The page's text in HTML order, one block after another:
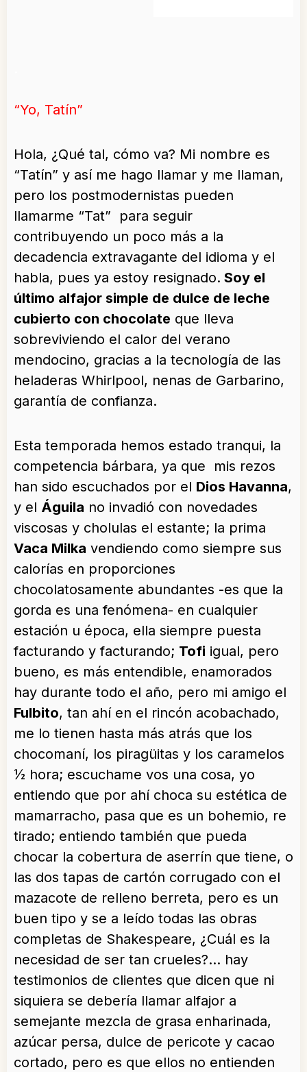
“Yo, Tatín”
Hola, ¿Qué tal, cómo va? Mi nombre es
“Tatín” y así me hago llamar y me llaman,
pero los postmodernistas pueden
llamarme “Tat” para seguir
contribuyendo un poco más a la
decadencia extravagante del idioma y el
habla, pues ya estoy resignado. Soy el
último alfajor simple de dulce de leche
cubierto con chocolate que lleva
sobreviviendo el calor del verano
mendocino, gracias a la tecnología de las
heladeras Whirlpool, nenas de Garbarino,
garantía de confianza.
Esta temporada hemos estado tranqui, la
competencia bárbara, ya que mis rezos
han sido escuchados por el Dios Havanna,
y el Águila no invadió con novedades
viscosas y cholulas el estante; la prima
Vaca Milka vendiendo como siempre sus
calorías en proporciones
chocolatosamente abundantes -es que la
gorda es una fenómena- en cualquier
estación u época, ella siempre puesta
facturando y facturando; Tofi igual, pero
bueno, es más entendible, enamorados
hay durante todo el año, pero mi amigo el
Fulbito, tan ahí en el rincón acobachado,
me lo tienen hasta más atrás que los
chocomaní, los piragüitas y los caramelos
½ hora; escuchame vos una cosa, yo
entiendo que por ahí choca su estética de
mamarracho, pasa que es un bohemio, re
tirado; entiendo también que pueda
chocar la cobertura de aserrín que tiene, o
las dos tapas de cartón corrugado con el
mazacote de relleno berreta, pero es un
buen tipo y se a leído todas las obras
completas de Shakespeare, ¿Cuál es la
necesidad de ser tan crueles?… hay
testimonios de clientes que dicen que ni
siquiera se debería llamar alfajor a
semejante mezcla de grasa enharinada,
azúcar persa, dulce de pericote y cacao
cortado, pero es que ellos no entienden